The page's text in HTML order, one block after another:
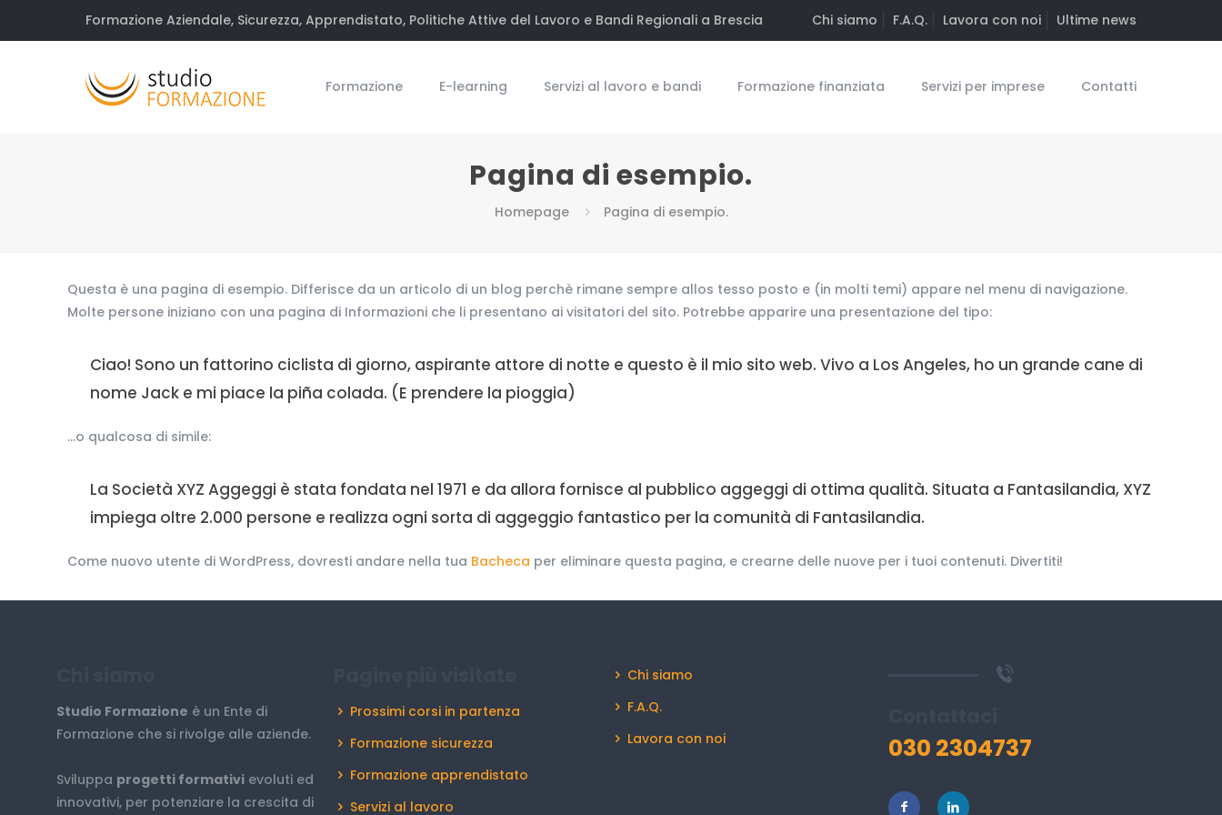
Formazione Aziendale, Sicurezza, Apprendistato, Politiche Attive del Lavoro e Bandi Regionali a Brescia Chi siamo F.A.Q. Lavora con noi Ultime news
Formazione E-learning Servizi al lavoro e bandi Formazione finanziata Servizi per imprese Contatti
Pagina di esempio.
Homepage Pagina di esempio.
Questa è una pagina di esempio. Differisce da un articolo di un blog perchè rimane sempre allos tesso posto e (in molti temi) appare nel menu di navigazione.
Molte persone iniziano con una pagina di Informazioni che li presentano ai visitatori del sito. Potrebbe apparire una presentazione del tipo:
Ciao! Sono un fattorino ciclista di giorno, aspirante attore di notte e questo è il mio sito web. Vivo a Los Angeles, ho un grande cane di
nome Jack e mi piace la piña colada. (E prendere la pioggia)
…o qualcosa di simile:
La Società XYZ Aggeggi è stata fondata nel 1971 e da allora fornisce al pubblico aggeggi di ottima qualità. Situata a Fantasilandia, XYZ
impiega oltre 2.000 persone e realizza ogni sorta di aggeggio fantastico per la comunità di Fantasilandia.
Come nuovo utente di WordPress, dovresti andare nella tua Bacheca per eliminare questa pagina, e crearne delle nuove per i tuoi contenuti. Divertiti!
Studio Formazione è un Ente di
Formazione che si rivolge alle aziende.
Sviluppa progetti formativi evoluti ed
innovativi, per potenziare la crescita di
Prossimi corsi in partenza
Formazione sicurezza
Formazione apprendistato
Servizi al lavoro
Chi siamo
F.A.Q.
Lavora con noi
030 2304737